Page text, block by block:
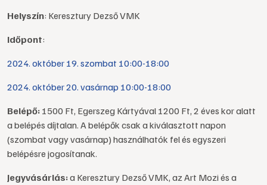
Helyszín: Keresztury Dezső VMK
Időpont:
2024. október 19. szombat 10:00-18:00
2024. október 20. vasárnap 10:00-18:00
Belépő: 1500 Ft, Egerszeg Kártyával 1200 Ft, 2 éves kor alatt
a belépés díjtalan. A belépők csak a kiválasztott napon
(szombat vagy vasárnap) használhatók fel és egyszeri
belépésre jogosítanak.
Jegyvásárlás:a Keresztury Dezső VMK, az Art Mozi és a